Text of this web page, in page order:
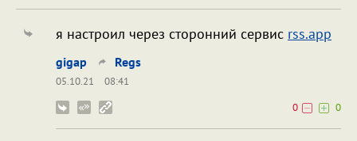
я настроил через сторонний сервис rss.app
gigap Regs
05.10.21
08:41
0
0